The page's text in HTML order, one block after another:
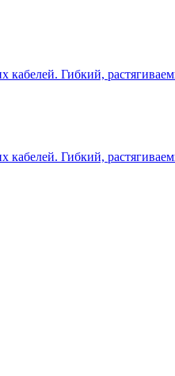
кабелей. Гибкий,
кабелей. Гибкий,